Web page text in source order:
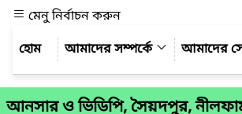
মেনু নির্বাচন করুন
আমাদের সম্পর্কে
আমাদের
আনসার ও ভিডিপি, সৈয়দপুর,